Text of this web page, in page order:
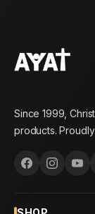
Since 1999,
products.